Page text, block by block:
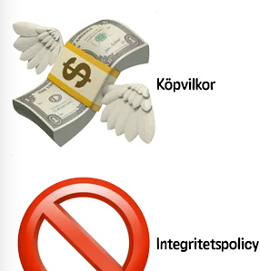
Köpvilkor
Integritetspolicy